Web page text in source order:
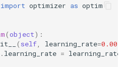
import optimizer as optim
(object):
( self learning_rate=0.001
. learning_rate = learning_rate